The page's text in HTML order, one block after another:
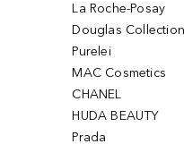
La Roche-Posay
Douglas Collection
Purelei
MAC Cosmetics
CHANEL
HUDA BEAUTY
Prada